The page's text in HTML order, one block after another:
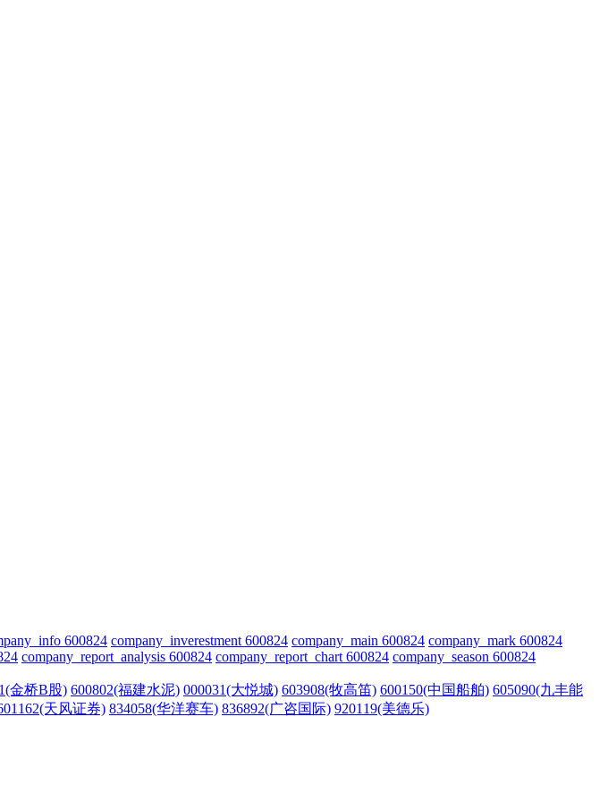
600824 company_inverestment 600824 company_main 600824 company_mark 600824
company_report_analysis 600824 company_report_chart 600824 company_season 600824
金桥B股) 600802(福建水泥) 000031(大悦城) 603908(牧高笛) 600150(中国船舶) 605090(九丰能
天风证券) 834058(华洋赛车) 836892(广咨国际) 920119(美德乐)